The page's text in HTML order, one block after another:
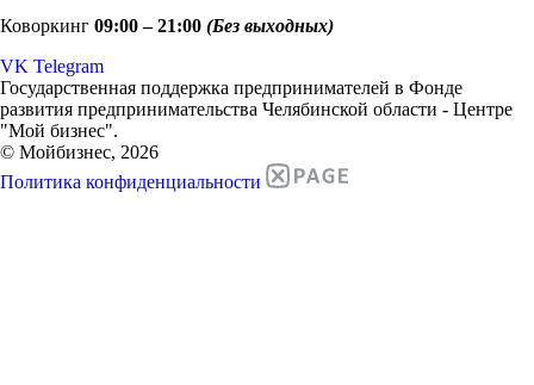
Коворкинг 09:00 – 21:00 (Без выходных)
VK Telegram
Государственная поддержка предпринимателей в Фонде
развития предпринимательства Челябинской области - Центре
"Мой бизнес".
© Мойбизнес, 2026
Политика конфиденциальности